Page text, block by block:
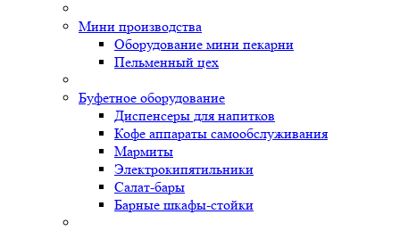
Мини производства
Оборудование мини пекарни
Пельменный цех
Буфетное оборудование
Диспенсеры для напитков
Кофе аппараты самообслуживания
Мармиты
Электрокипятильники
Cалат-бары
Барные шкафы-стойки